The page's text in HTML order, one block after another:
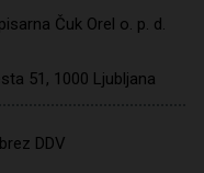
Čuk Orel o. p. d.
51, 1000 Ljubljana
DDV